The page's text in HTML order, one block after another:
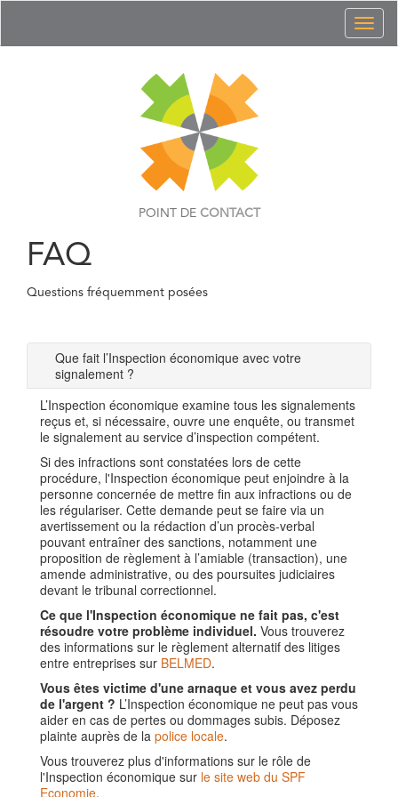
POINT DE CONTACT
FAQ
Questions fréquemment posées
Que fait l’Inspection économique avec votre
signalement ?
L’Inspection économique examine tous les signalements
reçus et, si nécessaire, ouvre une enquête, ou transmet
le signalement au service d’inspection compétent.
Si des infractions sont constatées lors de cette
procédure, l'Inspection économique peut enjoindre à la
personne concernée de mettre fin aux infractions ou de
les régulariser. Cette demande peut se faire via un
avertissement ou la rédaction d’un procès-verbal
pouvant entraîner des sanctions, notamment une
proposition de règlement à l’amiable (transaction), une
amende administrative, ou des poursuites judiciaires
devant le tribunal correctionnel.
Ce que l'Inspection économique ne fait pas, c'est
résoudre votre problème individuel. Vous trouverez
des informations sur le règlement alternatif des litiges
entre entreprises sur BELMED.
Vous êtes victime d'une arnaque et vous avez perdu
de l'argent ? L’Inspection économique ne peut pas vous
aider en cas de pertes ou dommages subis. Déposez
plainte auprès de la police locale.
Vous trouverez plus d'informations sur le rôle de
l'Inspection économique sur le site web du SPF
Economie.